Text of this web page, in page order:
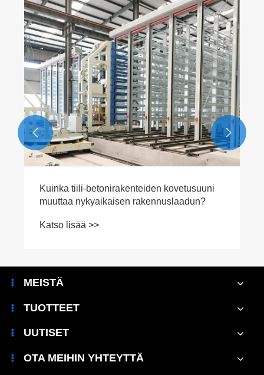
Kuinka tiili-betonirakenteiden kovetusuuni
muuttaa nykyaikaisen rakennuslaadun?
Katso lisää >>
 
MEISTÄ
TUOTTEET
UUTISET
OTA MEIHIN YHTEYTTÄ